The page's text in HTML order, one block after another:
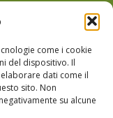
come i cookie
del dispositivo. Il
dati come il
sito. Non
su alcune